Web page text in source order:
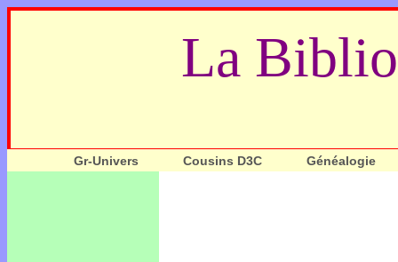
La
Gr-Univers Cousins D3C Généalogie